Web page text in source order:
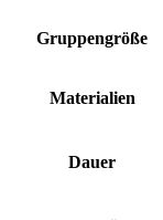
Gruppengröße
Materialien
Dauer